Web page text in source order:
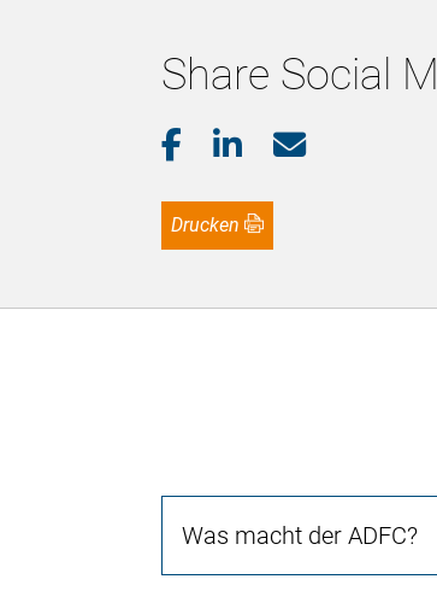
Share Social
Drucken
Was macht der ADFC?